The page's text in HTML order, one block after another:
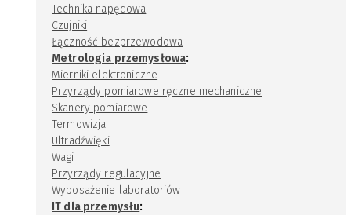
Technika napędowa
Czujniki
Łączność bezprzewodowa
Metrologia przemysłowa:
Mierniki elektroniczne
Przyrządy pomiarowe ręczne mechaniczne
Skanery pomiarowe
Termowizja
Ultradźwięki
Wagi
Przyrządy regulacyjne
Wyposażenie laboratoriów
IT dla przemysłu: